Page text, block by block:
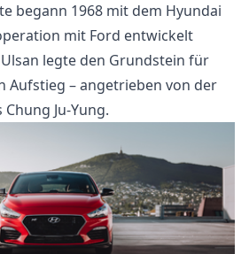
begann 1968 mit dem Hyundai
mit Ford entwickelt
legte den Grundstein für
Aufstieg – angetrieben von der
Ju-Yung.